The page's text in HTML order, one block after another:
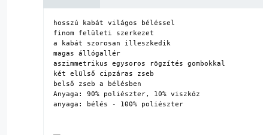
hosszú kabát világos béléssel
finom felületi szerkezet
a kabát szorosan illeszkedik
magas állógallér
aszimmetrikus egysoros rögzítés gombokkal
két elülső cipzáras zseb
belső zseb a bélésben
Anyaga: 90% poliészter, 10% viszkóz
anyaga: bélés - 100% poliészter